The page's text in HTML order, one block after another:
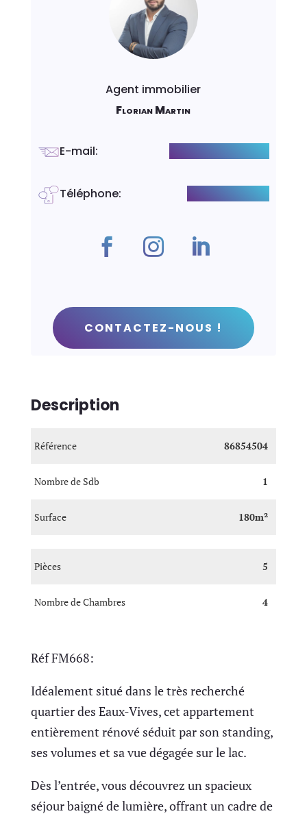
Agent immobilier
Florian Martin
E-mail:
Téléphone:
CONTACTEZ-NOUS !
Description
Référence 86854504
Nombre de Sdb 1
Surface 180m²
Pièces 5
Nombre de Chambres 4
Réf FM668:
Idéalement situé dans le très recherché
quartier des Eaux-Vives, cet appartement
entièrement rénové séduit par son standing,
ses volumes et sa vue dégagée sur le lac.
Dès l’entrée, vous découvrez un spacieux
séjour baigné de lumière, offrant un cadre de